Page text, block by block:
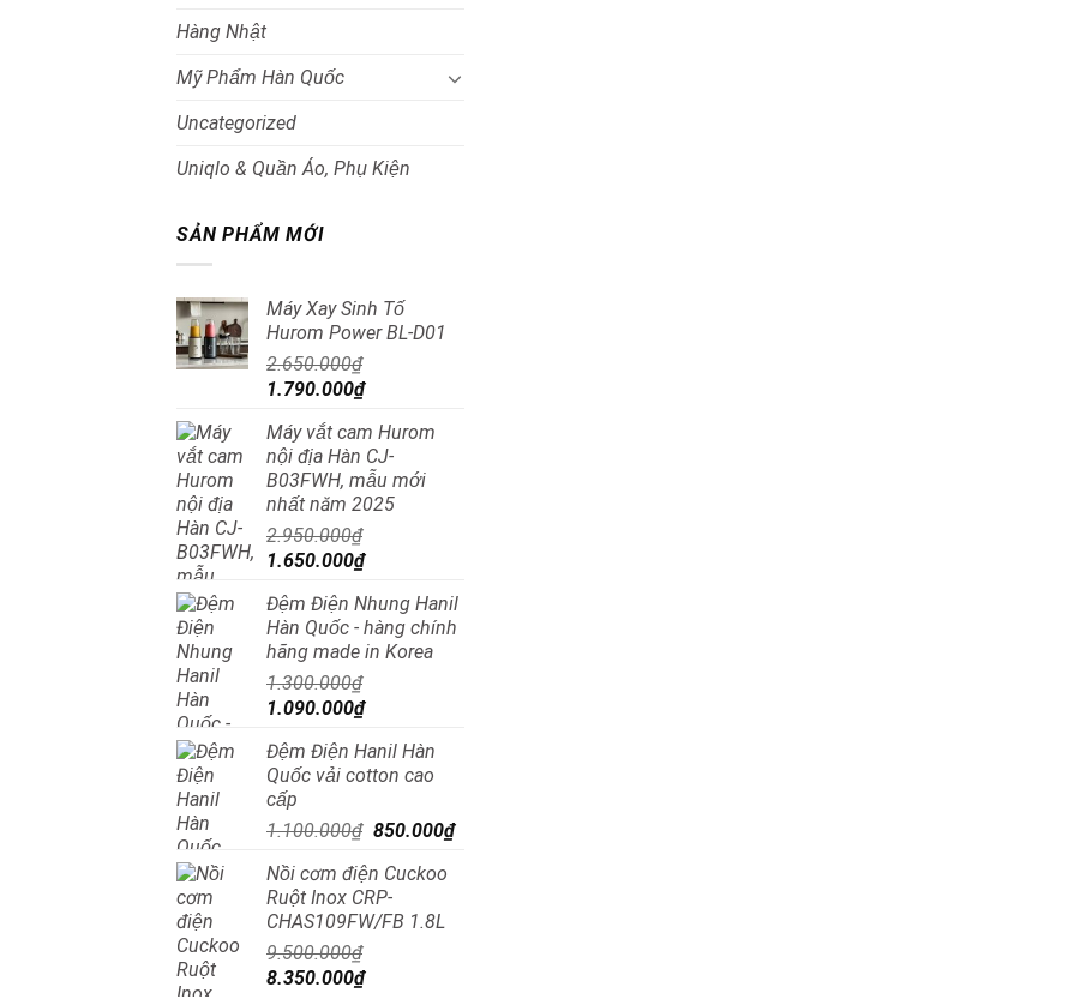
Hàng Nhật
Mỹ Phẩm Hàn Quốc
Uncategorized
Uniqlo & Quần Áo, Phụ Kiện
SẢN PHẨM MỚI
Máy Xay Sinh Tố
Hurom Power BL-D01
2.650.000₫
Giá
là:
2.650.000₫.
1.790.000₫Giá
tại
là:
1.790.000₫.
Máy vắt cam Hurom
nội địa Hàn CJ-
B03FWH, mẫu mới
nhất năm 2025
2.950.000₫
Giá
là:
2.950.000₫.
1.650.000₫Giá
tại
là:
1.650.000₫.
Đệm Điện Nhung Hanil
Hàn Quốc - hàng chính
hãng made in Korea
1.300.000₫
Giá
là:
1.300.000₫.
1.090.000₫Giá
tại
là:
Đệm Điện Hanil Hàn
Quốc vải cotton cao
cấp
1.100.000₫ Giá
là:
1.100.000₫.
850.000₫Giá
Nồi cơm điện Cuckoo
Ruột Inox CRP-
CHAS109FW/FB 1.8L
9.500.000₫
Giá
8.350.000₫Giá